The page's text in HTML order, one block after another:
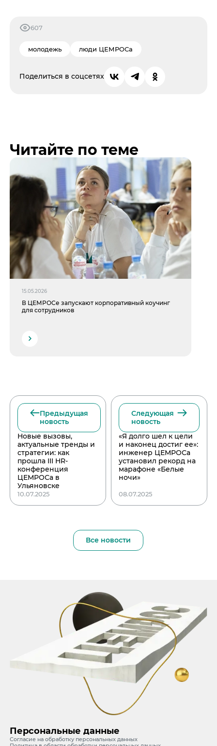
607
молодежь люди ЦЕМРОСа
Поделиться в соцсетях
Читайте по теме
15.05.2026
В ЦЕМРОСе запускают корпоративный коучинг
для сотрудников
Предыдущая
новость
Новые вызовы,
актуальные тренды и
стратегии: как
прошла III HR-
конференция
ЦЕМРОСа в
Ульяновске
10.07.2025
Следующая
новость
«Я долго шел к цели
и наконец достиг ее»:
инженер ЦЕМРОСа
установил рекорд на
марафоне «Белые
ночи»
08.07.2025
Все новости
Персональные данные
Согласие на обработку персональных данных